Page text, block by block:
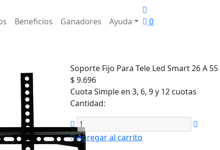
Beneficios Ganadores Ayuda 0
Soporte Fijo Para Tele Led Smart 26 A
$ 9.696
Cuota Simple en 3, 6, 9 y 12 cuotas
Cantidad:
Agregar al carrito